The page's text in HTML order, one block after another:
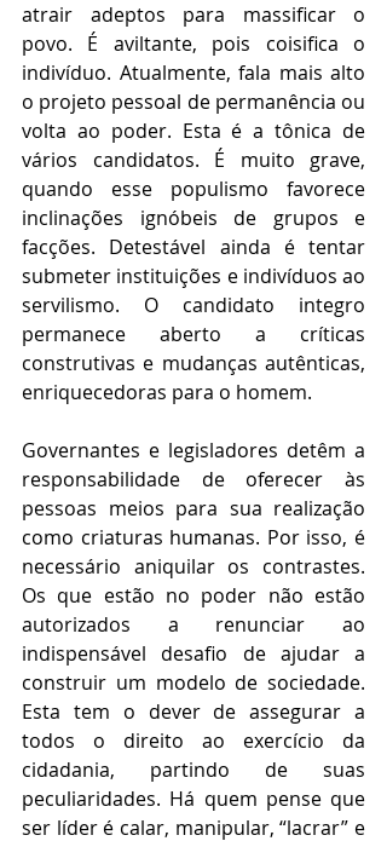
atrair adeptos para massificar o
povo. É aviltante, pois coisifica o
indivíduo. Atualmente, fala mais alto
o projeto pessoal de permanência ou
volta ao poder. Esta é a tônica de
vários candidatos. É muito grave,
quando esse populismo favorece
inclinações ignóbeis de grupos e
facções. Detestável ainda é tentar
submeter instituições e indivíduos ao
servilismo. O candidato integro
permanece aberto a críticas
construtivas e mudanças autênticas,
enriquecedoras para o homem.
Governantes e legisladores detêm a
responsabilidade de oferecer às
pessoas meios para sua realização
como criaturas humanas. Por isso, é
necessário aniquilar os contrastes.
Os que estão no poder não estão
autorizados a renunciar ao
indispensável desafio de ajudar a
construir um modelo de sociedade.
Esta tem o dever de assegurar a
todos o direito ao exercício da
cidadania, partindo de suas
peculiaridades. Há quem pense que
ser líder é calar, manipular, “lacrar” e